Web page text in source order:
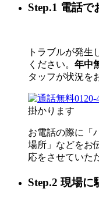
Step.1 電話で
トラブルが発生
ください。 年中
タッフが状況を
0120-
掛かります
お電話の際に「
場所」などをお
応をさせていた
Step.2 現場に